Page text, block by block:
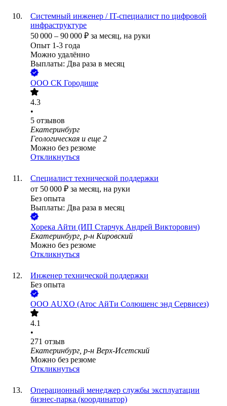
Системный инженер / IT-специалист по цифровой
инфраструктуре
50 000 – 90 000 ₽ за месяц, на руки
Опыт 1-3 года
Можно удалённо
Выплаты: Два раза в месяц
ООО СК Городище
4.3
•
5 отзывов
Екатеринбург
Геологическая и еще 2
Можно без резюме
Откликнуться
Специалист технической поддержки
от 50 000 ₽ за месяц, на руки
Без опыта
Выплаты: Два раза в месяц
Хорека Айти (ИП Старчук Андрей Викторович)
Екатеринбург, р-н Кировский
Можно без резюме
Откликнуться
Инженер технической поддержки
Без опыта
ООО AUXO (Атос АйТи Солюшенс энд Сервисез)
4.1
•
271 отзыв
Екатеринбург, р-н Верх-Исетский
Можно без резюме
Откликнуться
Операционный менеджер службы эксплуатации
бизнес-парка (координатор)